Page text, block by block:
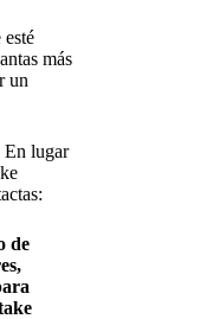
más
un
En lugar
de